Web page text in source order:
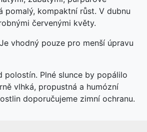
pomalý, kompaktní růst. V dubnu
červenými květy.
vhodný pouze pro menší úpravu
polostín. Plné slunce by popálilo
vlhká, propustná a humózní
doporučujeme zimní ochranu.